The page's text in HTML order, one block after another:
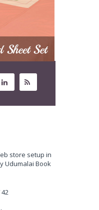
store setup in
Udumalai Book
42